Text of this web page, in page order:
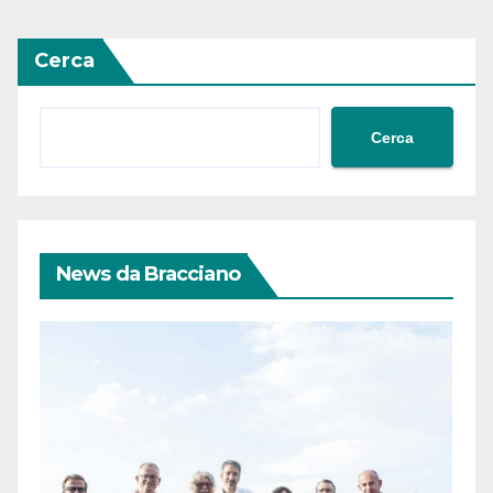
Cerca
Cerca
News da Bracciano